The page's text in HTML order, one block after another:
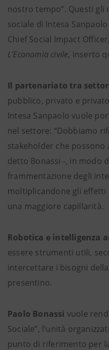
nostro tempo”. Questi gli
sociale di Intesa
Chief Social Impact
L’Economia civile, inserto
Il partenariato tra
pubblico, privato e
Intesa Sanpaolo vuole
nel settore: “Dobbiamo
stakeholder che possono
detto Bonassi -, in modo
frammentazione degli
moltiplicandone gli
una maggiore capillarità.
Robotica e intelligenza
essere strumenti utili,
intercettare i bisogni
presentino.
Paolo Bonassi vuole
Sociale”, l’unità
punto di riferimento per